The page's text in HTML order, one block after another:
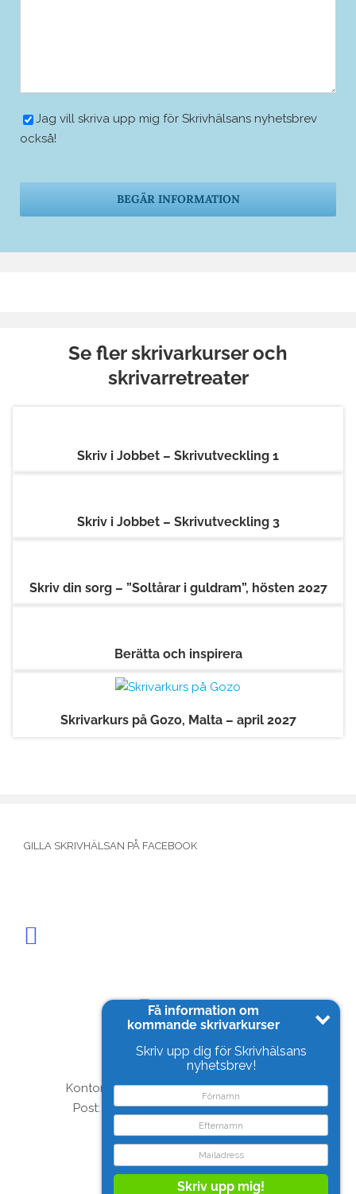
Jag vill skriva upp mig för Skrivhälsans nyhetsbrev
också!
fält
Se fler skrivarkurser och
skrivarretreater
Skriv i Jobbet – Skrivutveckling 1
Skriv i Jobbet – Skrivutveckling 3
Skriv din sorg – ”Soltårar i guldram”, hösten 2027
Berätta och inspirera
Skrivarkurs på Gozo, Malta – april 2027
GILLA SKRIVHÄLSAN PÅ FACEBOOK
Skrivhälsan AB
Tel. 0705-13 24 56
info@skrivhalsan.se
Kontor & Ateljé: Såggatan 46, Göteborg
Post: Såggatan 20E, 414 58 Göteborg
Få information om
kommande skrivarkurser
Skriv upp dig för Skrivhälsans
nyhetsbrev!
Skriv upp mig!